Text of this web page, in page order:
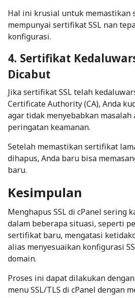
Hal ini krusial untuk memastikan
mempunyai sertifikat SSL nan
konfigurasi.
4. Sertifikat
Dicabut
Jika sertifikat SSL telah
Certificate Authority (CA), Anda
agar tidak menyebabkan masalah
peringatan keamanan.
Setelah memastikan sertifikat
dihapus, Anda baru bisa
baru.
Kesimpulan
Menghapus SSL di cPanel sering
dalam beberapa situasi, seperti
sertifikat baru, mengatasi
alias menyesuaikan konfigurasi
domain.
Proses ini dapat dilakukan
menu SSL/TLS di cPanel dengan